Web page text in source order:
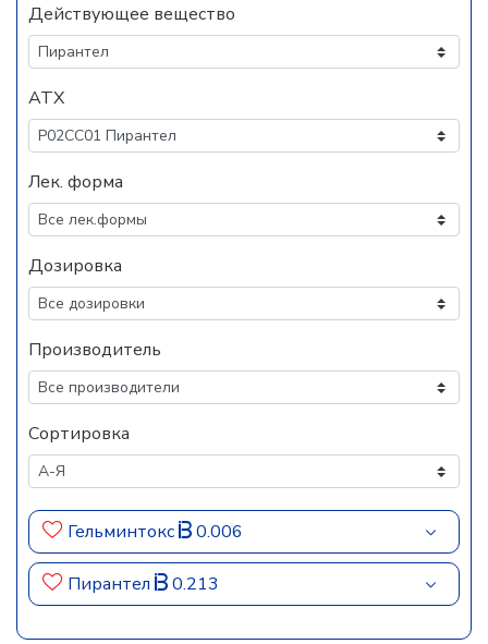
Действующее вещество
АТХ
Лек. форма
Дозировка
Производитель
Сортировка
Гельминтокс 0.006
Пирантел 0.213